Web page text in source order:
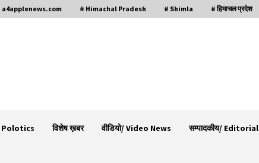
a4applenews.com # Himachal Pradesh # Shimla # हिमाचल प्रदेश
Polotics विशेष ख़बर वीडियो/ Video News सम्पादकीय/ Editorial